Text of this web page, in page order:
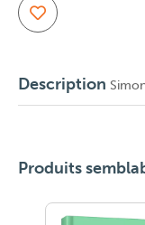
Description
Produits